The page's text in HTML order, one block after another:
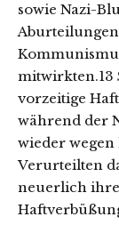
sowie Nazi-
mitwirkten.13
vorzeitige
während der
wieder
Verurteilten
neuerlich